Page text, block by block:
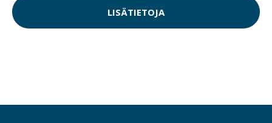
LISÄTIETOJA